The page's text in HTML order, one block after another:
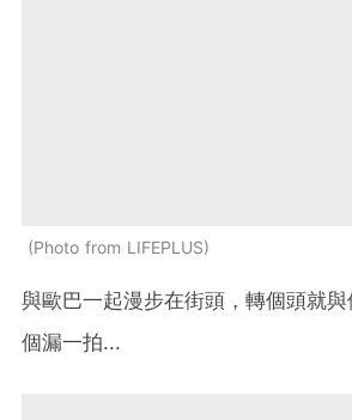
Photo from LIFEPLUS
與歐巴一起漫步在街頭，轉個頭就
個漏一拍...